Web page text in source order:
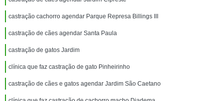
castração cachorro agendar Parque Represa Billings III
castração de cães agendar Santa Paula
castração de gatos Jardim
clínica que faz castração de gato Pinheirinho
castração de cães e gatos agendar Jardim São Caetano